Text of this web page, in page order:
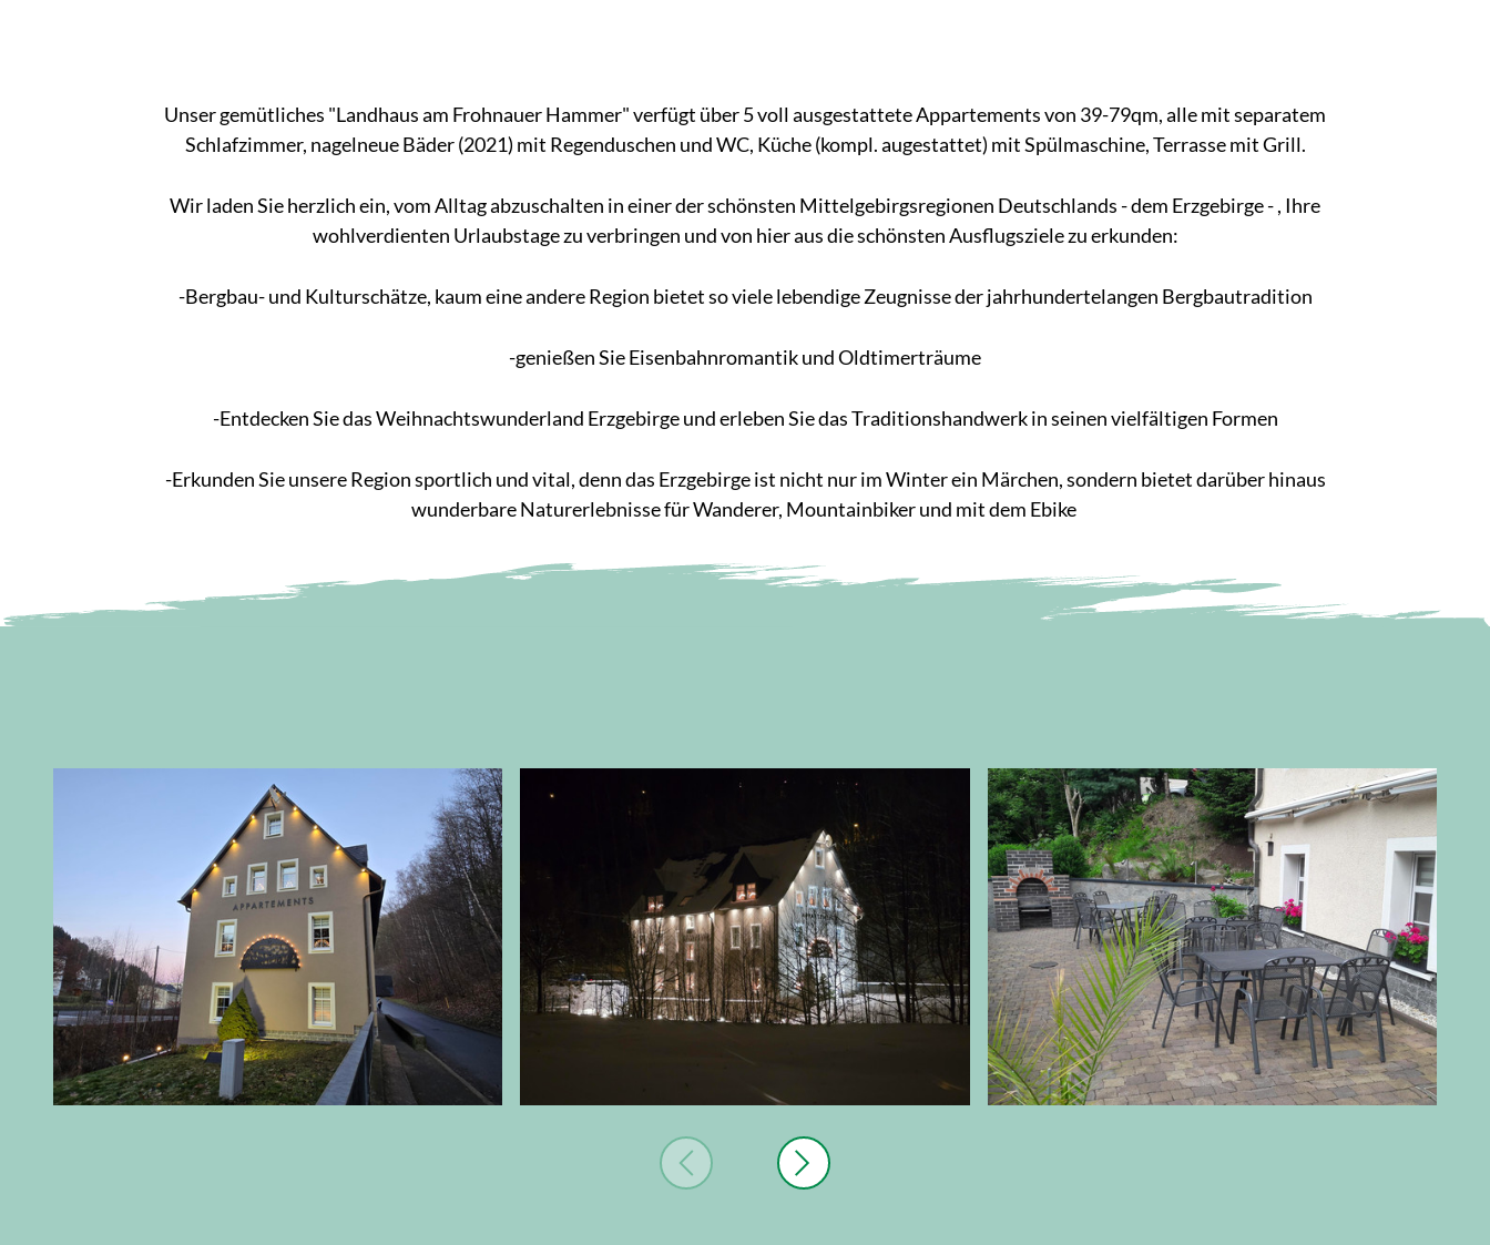
Unser gemütliches "Landhaus am Frohnauer Hammer" verfügt über 5 voll ausgestattete Appartements von 39-79qm, alle mit separatem
Schlafzimmer, nagelneue Bäder (2021) mit Regenduschen und WC, Küche (kompl. augestattet) mit Spülmaschine, Terrasse mit Grill.
Wir laden Sie herzlich ein, vom Alltag abzuschalten in einer der schönsten Mittelgebirgsregionen Deutschlands - dem Erzgebirge - , Ihre
wohlverdienten Urlaubstage zu verbringen und von hier aus die schönsten Ausflugsziele zu erkunden:
-Bergbau- und Kulturschätze, kaum eine andere Region bietet so viele lebendige Zeugnisse der jahrhundertelangen Bergbautradition
-genießen Sie Eisenbahnromantik und Oldtimerträume
-Entdecken Sie das Weihnachtswunderland Erzgebirge und erleben Sie das Traditionshandwerk in seinen vielfältigen Formen
-Erkunden Sie unsere Region sportlich und vital, denn das Erzgebirge ist nicht nur im Winter ein Märchen, sondern bietet darüber hinaus
wunderbare Naturerlebnisse für Wanderer, Mountainbiker und mit dem Ebike